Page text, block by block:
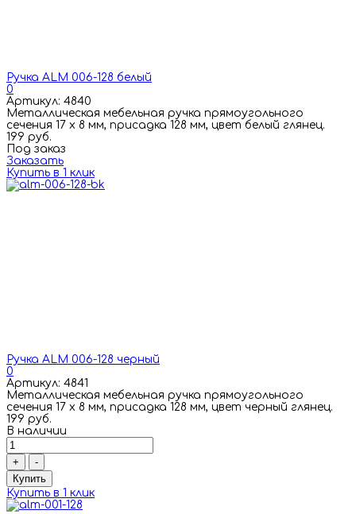
Ручка ALM 006-128 белый
0
Артикул: 4840
Металлическая мебельная ручка прямоугольного
сечения 17 х 8 мм, присадка 128 мм, цвет белый глянец.
199 руб.
Под заказ
Заказать
Купить в 1 клик
Ручка ALM 006-128 черный
0
Артикул: 4841
Металлическая мебельная ручка прямоугольного
сечения 17 х 8 мм, присадка 128 мм, цвет черный глянец.
199 руб.
В наличии
+
-
Купить
Купить в 1 клик